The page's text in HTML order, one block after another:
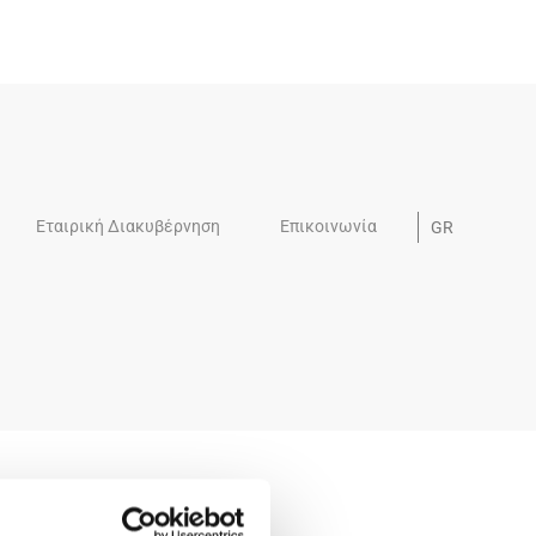
Εταιρική Διακυβέρνηση Επικοινωνία GR